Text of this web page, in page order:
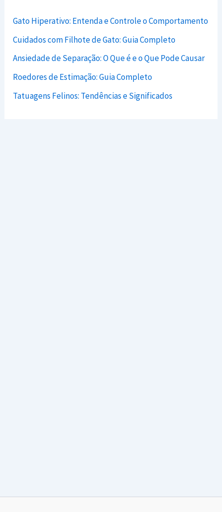
Gato Hiperativo: Entenda e Controle o Comportamento
Cuidados com Filhote de Gato: Guia Completo
Ansiedade de Separação: O Que é e o Que Pode Causar
Roedores de Estimação: Guia Completo
Tatuagens Felinos: Tendências e Significados